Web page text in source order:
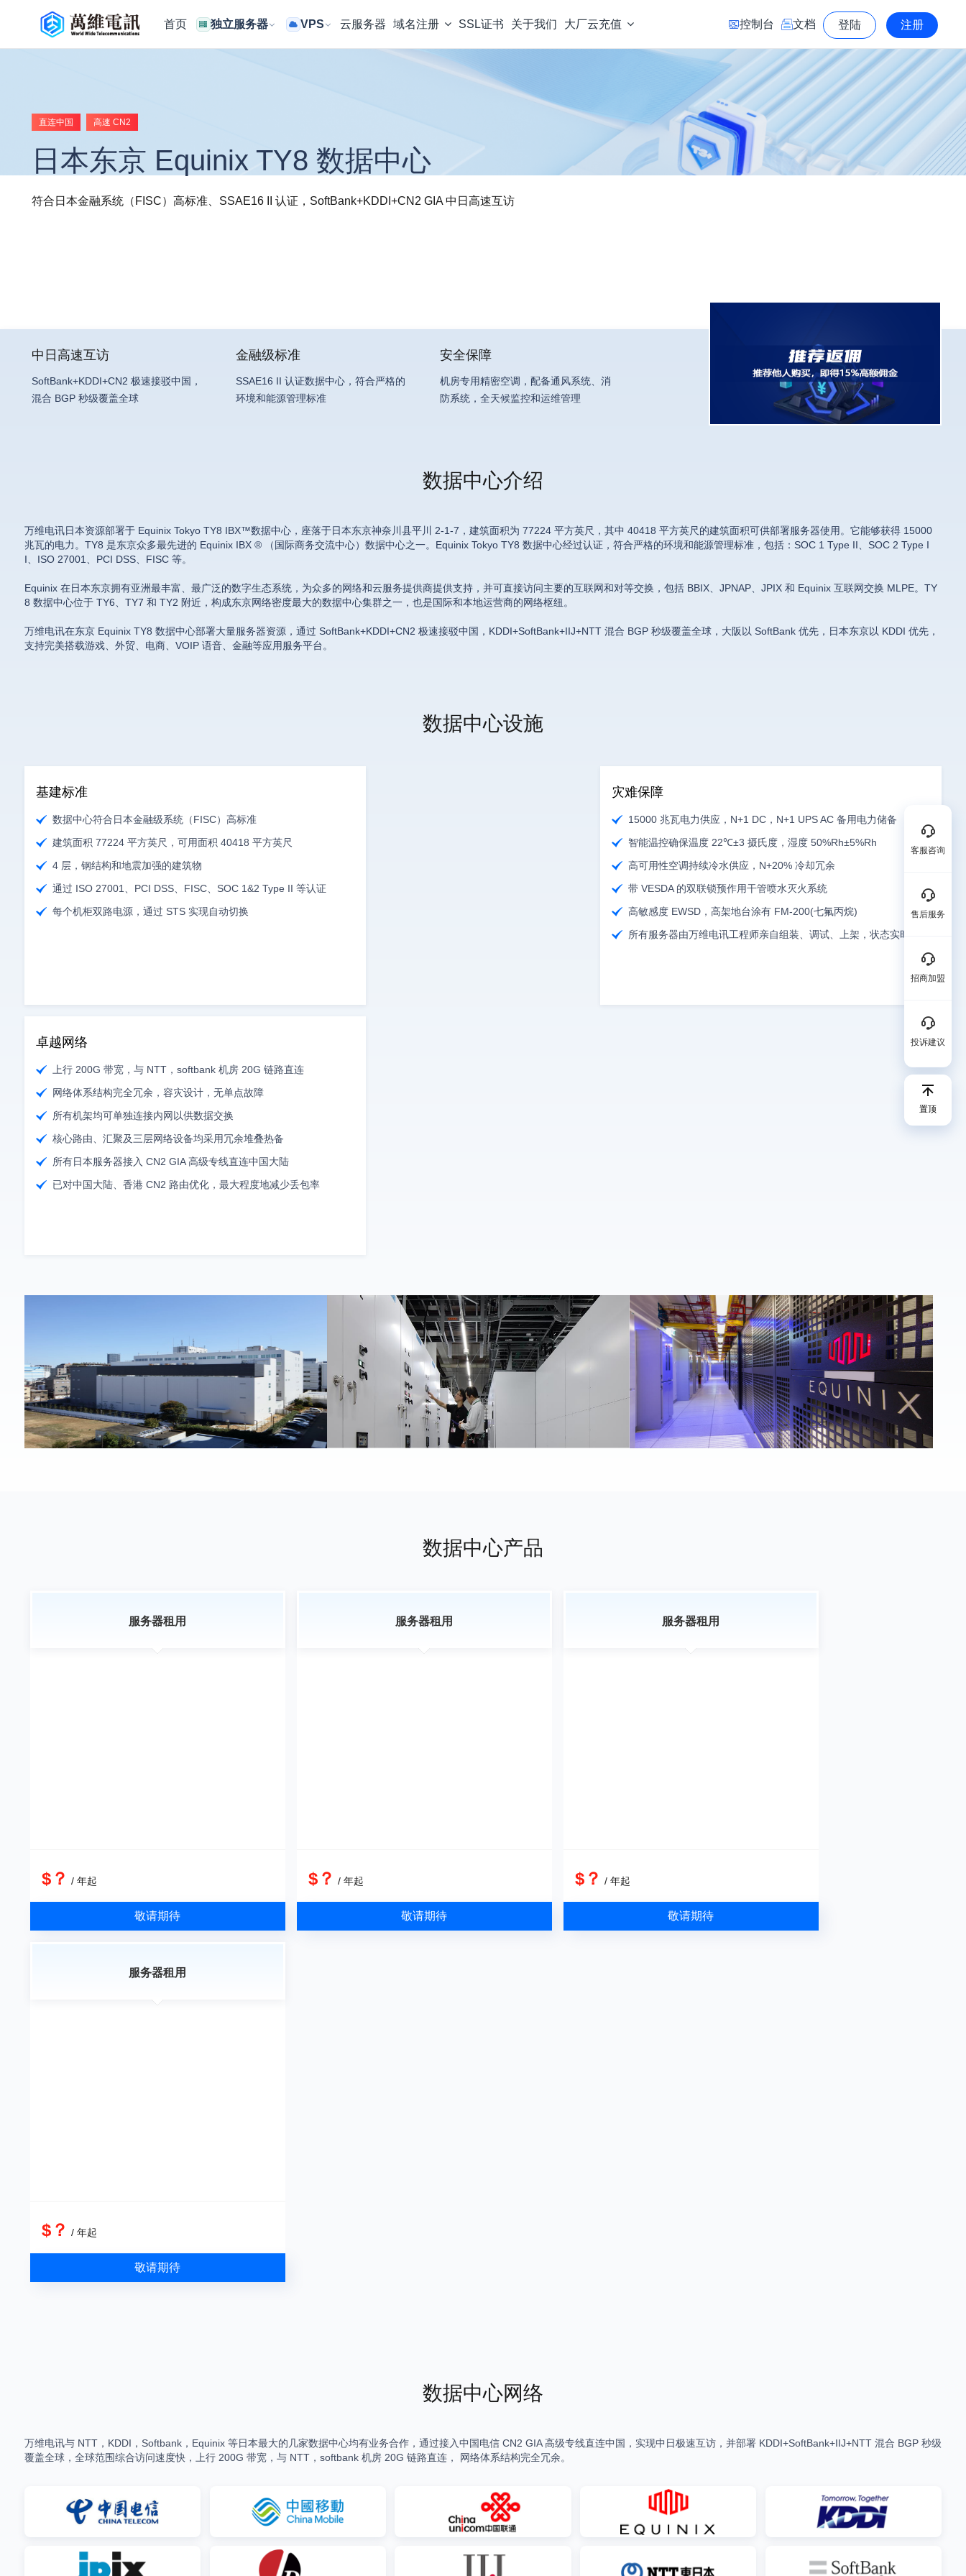
首页 独立服务器 VPS 云服务器 域名注册 SSL证书 关于我们 大厂云充值 登陆 注册
文档
控制台
客服咨询
售后服务
招商加盟
投诉建议
置顶
直连中国 高速 CN2
日本东京 Equinix TY8 数据中心
符合日本金融系统（FISC）高标准、SSAE16 II 认证，SoftBank+KDDI+CN2 GIA 中日高速互访
中日高速互访
SoftBank+KDDI+CN2 极速接驳中国，
混合 BGP 秒级覆盖全球
金融级标准
SSAE16 II 认证数据中心，符合严格的
环境和能源管理标准
安全保障
机房专用精密空调，配备通风系统、消
防系统，全天候监控和运维管理
数据中心介绍
万维电讯日本资源部署于 Equinix Tokyo TY8 IBX™数据中心，座落于日本东京神奈川县平川 2-1-7，建筑面积为 77224 平方英尺，其中 40418 平方英尺的建筑面积可供部署服务器使用。它能够获得 15000
兆瓦的电力。TY8 是东京众多最先进的 Equinix IBX ® （国际商务交流中心）数据中心之一。Equinix Tokyo TY8 数据中心经过认证，符合严格的环境和能源管理标准，包括：SOC 1 Type II、SOC 2 Type I
I、ISO 27001、PCI DSS、FISC 等。
Equinix 在日本东京拥有亚洲最丰富、最广泛的数字生态系统，为众多的网络和云服务提供商提供支持，并可直接访问主要的互联网和对等交换，包括 BBIX、JPNAP、JPIX 和 Equinix 互联网交换 MLPE。TY
8 数据中心位于 TY6、TY7 和 TY2 附近，构成东京网络密度最大的数据中心集群之一，也是国际和本地运营商的网络枢纽。
万维电讯在东京 Equinix TY8 数据中心部署大量服务器资源，通过 SoftBank+KDDI+CN2 极速接驳中国，KDDI+SoftBank+IIJ+NTT 混合 BGP 秒级覆盖全球，大阪以 SoftBank 优先，日本东京以 KDDI 优先，
支持完美搭载游戏、外贸、电商、VOIP 语音、金融等应用服务平台。
数据中心设施
基建标准
数据中心符合日本金融级系统（FISC）高标准
建筑面积 77224 平方英尺，可用面积 40418 平方英尺
4 层，钢结构和地震加强的建筑物
通过 ISO 27001、PCI DSS、FISC、SOC 1&2 Type II 等认证
每个机柜双路电源，通过 STS 实现自动切换
灾难保障
15000 兆瓦电力供应，N+1 DC，N+1 UPS AC 备用电力储备
智能温控确保温度 22℃±3 摄氏度，湿度 50%Rh±5%Rh
高可用性空调持续冷水供应，N+20% 冷却冗余
带 VESDA 的双联锁预作用干管喷水灭火系统
高敏感度 EWSD，高架地台涂有 FM-200(七氟丙烷)
所有服务器由万维电讯工程师亲自组装、调试、上架，状态实时监控
卓越网络
上行 200G 带宽，与 NTT，softbank 机房 20G 链路直连
网络体系结构完全冗余，容灾设计，无单点故障
所有机架均可单独连接内网以供数据交换
核心路由、汇聚及三层网络设备均采用冗余堆叠热备
所有日本服务器接入 CN2 GIA 高级专线直连中国大陆
已对中国大陆、香港 CN2 路由优化，最大程度地减少丢包率
数据中心产品
服务器租用
$？ / 年起
敬请期待
服务器租用
$？ / 年起
敬请期待
服务器租用
$？ / 年起
敬请期待
服务器租用
$？ / 年起
敬请期待
数据中心网络
万维电讯与 NTT，KDDI，Softbank，Equinix 等日本最大的几家数据中心均有业务合作，通过接入中国电信 CN2 GIA 高级专线直连中国，实现中日极速互访，并部署 KDDI+SoftBank+IIJ+NTT 混合 BGP 秒级
覆盖全球，全球范围综合访问速度快，上行 200G 带宽，与 NTT，softbank 机房 20G 链路直连， 网络体系结构完全冗余。